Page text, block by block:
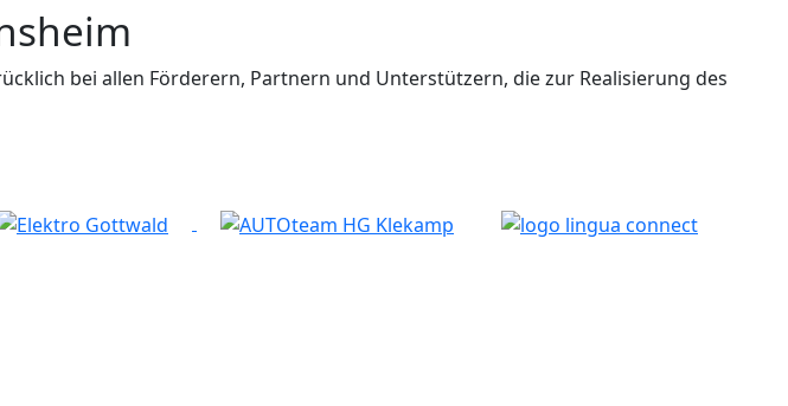
bei allen Förderern, Partnern und Unterstützern, die zur Realisierung des